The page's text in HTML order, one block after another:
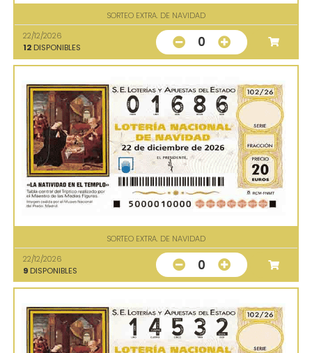
SORTEO EXTRA. DE NAVIDAD
22/12/2026
12 DISPONIBLES 0
SORTEO EXTRA. DE NAVIDAD
22/12/2026
9 DISPONIBLES 0